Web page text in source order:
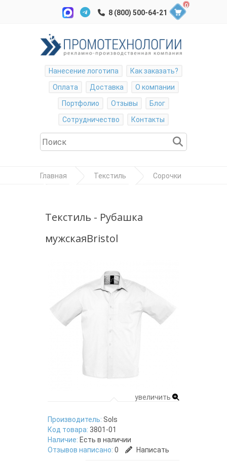
0
Нанесение логотипа
Как заказать?
Оплата
Доставка
О компании
Портфолио
Отзывы
Блог
Сотрудничество
Контакты
Главная Текстиль Сорочки
Текстиль - Рубашка
мужскаяBristol
увеличить
Производитель: Sols
Код товара: 3801-01
Наличие: Есть в наличии
Отзывов написано: 0 Написать